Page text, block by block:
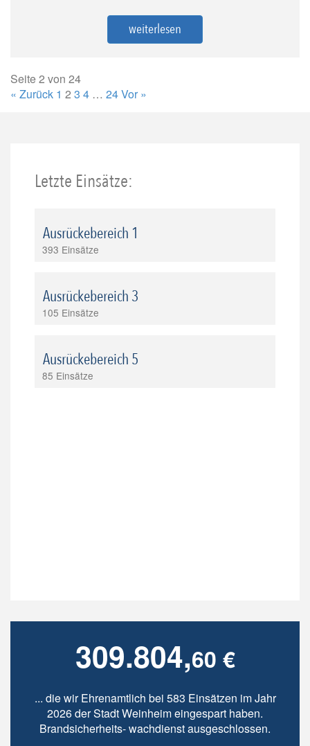
weiterlesen
Seite 2 von 24
« Zurück 1 2 3 4 … 24Vor »
Letzte Einsätze:
Ausrückebereich 1
393 Einsätze
Ausrückebereich 3
105 Einsätze
Ausrückebereich 5
85 Einsätze
309.804,60 €
... die wir Ehrenamtlich bei 583 Einsätzen im Jahr
2026 der Stadt Weinheim eingespart haben.
Brandsicherheits- wachdienst ausgeschlossen.